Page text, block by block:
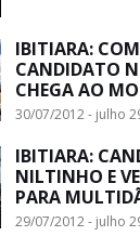
IBITIARA:
CANDIDATO
CHEGA AO
30/07/2012 - julho
IBITIARA:
NILTINHO E
PARA
29/07/2012 - julho